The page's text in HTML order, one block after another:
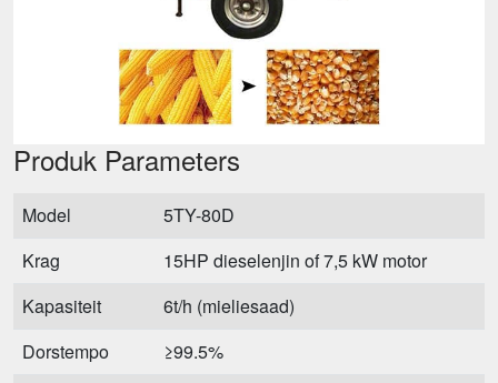
Produk Parameters
Model
5TY-80D
Krag
15HP dieselenjin of 7,5 kW motor
Kapasiteit
6t/h (mieliesaad)
Dorstempo
≥99.5%